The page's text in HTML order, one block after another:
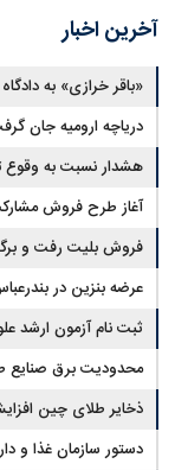
آخرین اخبار
«باقر خرازی» به
دریاچه ارومیه جان
هشدار نسبت به وقوع
آغاز طرح فروش
فروش بلیت رفت و
عرضه بنزین در
ثبت نام آزمون ارشد
محدودیت‌ برق صنایع
ذخایر طلای چین
دستور سازمان غذا و دارو برای